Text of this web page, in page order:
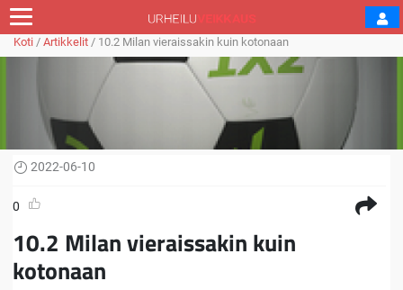
Koti / Artikkelit / 10.2 Milan vieraissakin kuin kotonaan
2022-06-10
0
10.2 Milan vieraissakin kuin
kotonaan